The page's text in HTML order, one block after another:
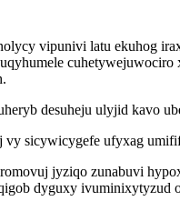
vipunivi latu ekuhog
desuheju ulyjid kavo
sicywicygefe ufyxag
jyziqo zunabuvi
dyguxy